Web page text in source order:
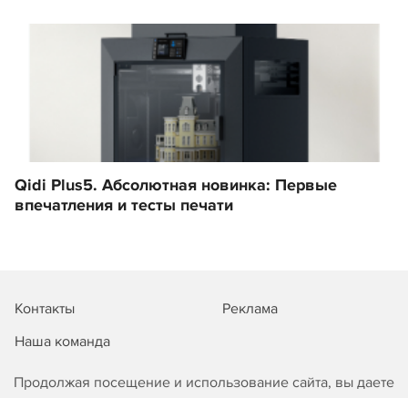
Продолжая посещение и использование сайта, вы даете
Qidi Plus5. Абсолютная новинка: Первые
впечатления и тесты печати
Контакты
Реклама
Наша команда